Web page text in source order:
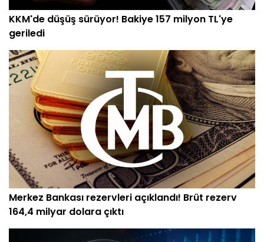
KKM'de düşüş sürüyor! Bakiye 157 milyon TL'ye
geriledi
Merkez Bankası rezervleri açıklandı! Brüt rezerv
164,4 milyar dolara çıktı